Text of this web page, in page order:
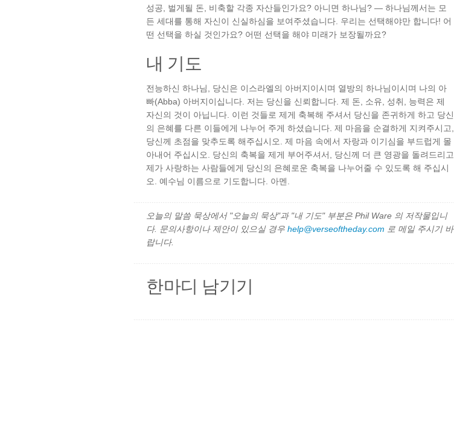
성공, 벌게될 돈, 비축할 각종 자산들인가요? 아니면 하나님? — 하나님께서는 모
든 세대를 통해 자신이 신실하심을 보여주셨습니다. 우리는 선택해야만 합니다! 어
떤 선택을 하실 것인가요? 어떤 선택을 해야 미래가 보장될까요?
내 기도
전능하신 하나님, 당신은 이스라엘의 아버지이시며 열방의 하나님이시며 나의 아
빠(Abba) 아버지이십니다. 저는 당신을 신뢰합니다. 제 돈, 소유, 성취, 능력은 제
자신의 것이 아닙니다. 이런 것들로 제게 축복해 주셔서 당신을 존귀하게 하고 당신
의 은혜를 다른 이들에게 나누어 주게 하셨습니다. 제 마음을 순결하게 지켜주시고,
당신께 초점을 맞추도록 해주십시오. 제 마음 속에서 자랑과 이기심을 부드럽게 몰
아내어 주십시오. 당신의 축복을 제게 부어주셔서, 당신께 더 큰 영광을 돌려드리고
제가 사랑하는 사람들에게 당신의 은혜로운 축복을 나누어줄 수 있도록 해 주십시
오. 예수님 이름으로 기도합니다. 아멘.
오늘의 말씀 묵상에서 "오늘의 묵상"과 "내 기도" 부분은 Phil Ware 의 저작물입니
다. 문의사항이나 제안이 있으실 경우 help@verseoftheday.com 로 메일 주시기 바
랍니다.
한마디 남기기